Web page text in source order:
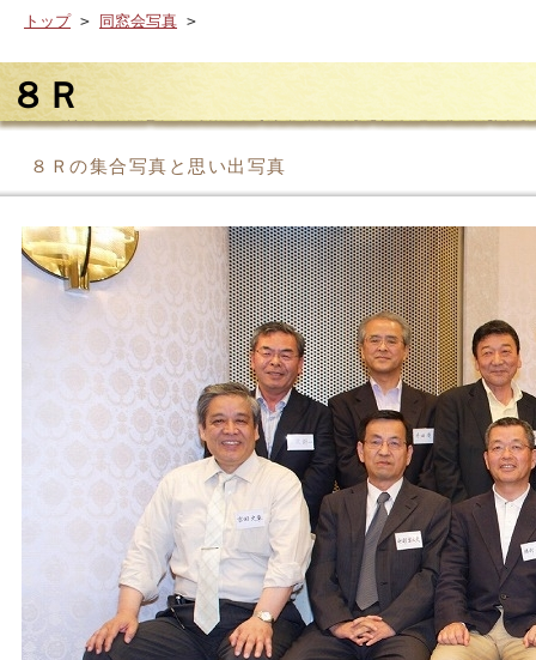
トップ> 同窓会写真 >
８Ｒ
８Ｒの集合写真と思い出写真